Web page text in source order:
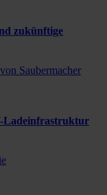
zukünftige
Ladeinfrastruktur